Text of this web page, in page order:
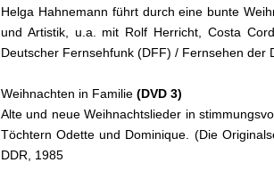
Helga Hahnemann führt durch eine bunte
und Artistik, u.a. mit Rolf Herricht, Costa
Deutscher Fernsehfunk (DFF) / Fernsehen der
Weihnachten in Familie (DVD 3)
Alte und neue Weihnachtslieder in
Töchtern Odette und Dominique. (Die
DDR, 1985